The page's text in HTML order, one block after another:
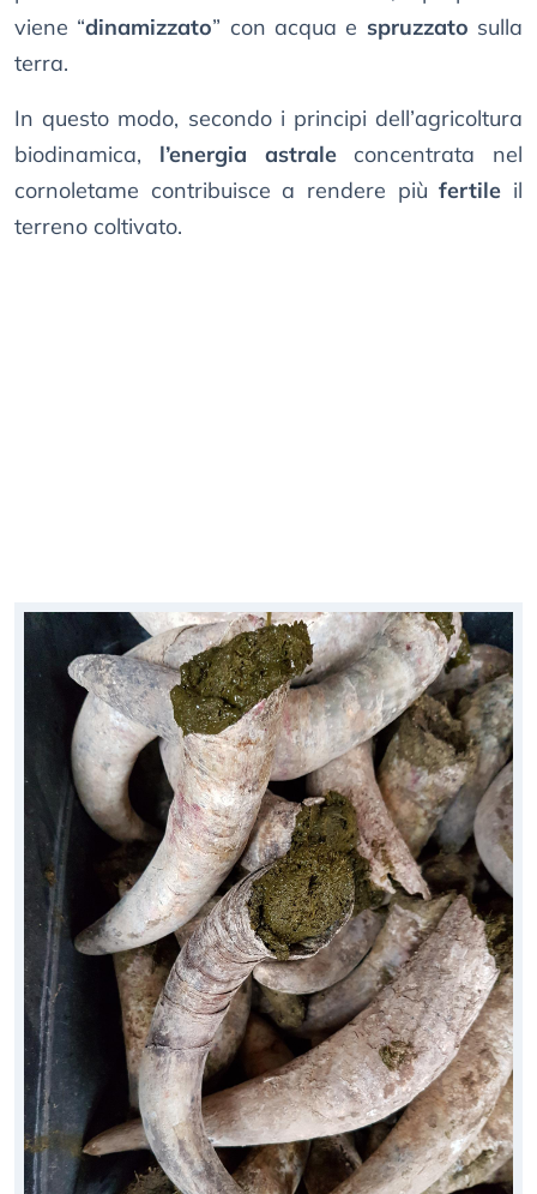
viene “dinamizzato” con acqua e spruzzato sulla
terra.
In questo modo, secondo i principi dell’agricoltura
biodinamica, l’energia astraleconcentrata nel
cornoletame contribuisce a rendere piùfertile il
terreno coltivato.